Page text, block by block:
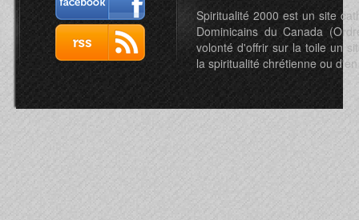
Spiritualité 2000 est un site
Dominicains du Canada
volonté d'offrir sur la toile un
la spiritualité chrétienne ou